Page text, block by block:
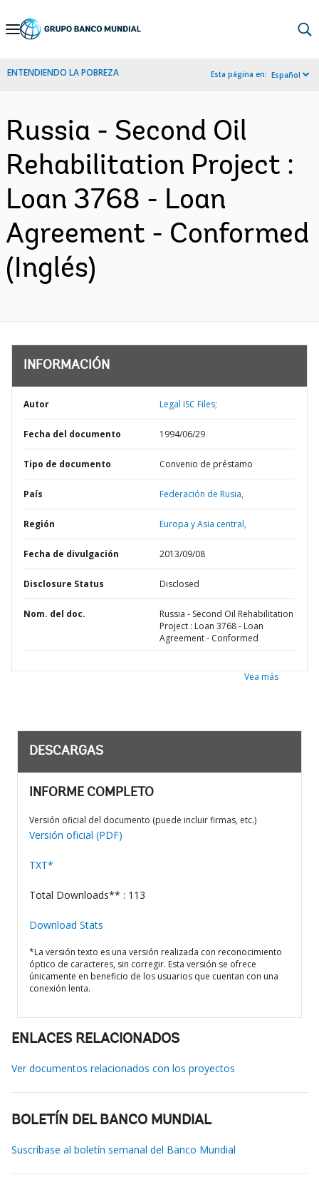
Skip
Navigation
ENTENDIENDO LA POBREZA Esta página en: Español
Russia - Second Oil
Rehabilitation Project :
Loan 3768 - Loan
Agreement - Conformed
(Inglés)
INFORMACIÓN
Autor Legal ISC Files;
Fecha del documento 1994/06/29
Tipo de documento Convenio de préstamo
País Federación de Rusia,
Región Europa y Asia central,
Fecha de divulgación 2013/09/08
Disclosure Status Disclosed
Nom. del doc.
Russia - Second Oil Rehabilitation
Project : Loan 3768 - Loan
Agreement - Conformed
Vea más
DESCARGAS
INFORME COMPLETO
Versión oficial del documento (puede incluir firmas, etc.)
Versión oficial (PDF)
TXT*
Total Downloads** : 113
Download Stats
*La versión texto es una versión realizada con reconocimiento
óptico de caracteres, sin corregir. Esta versión se ofrece
únicamente en beneficio de los usuarios que cuentan con una
conexión lenta.
ENLACES RELACIONADOS
Ver documentos relacionados con los proyectos
BOLETÍN DEL BANCO MUNDIAL
Suscríbase al boletín semanal del Banco Mundial